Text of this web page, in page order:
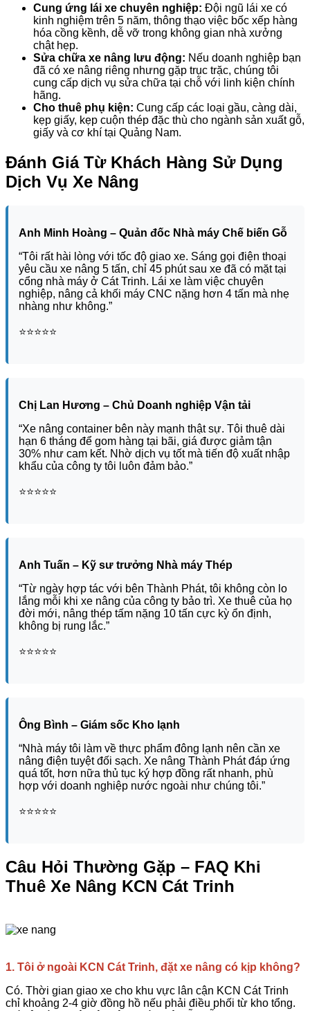
Cung ứng lái xe chuyên nghiệp: Đội ngũ lái xe có
kinh nghiệm trên 5 năm, thông thạo việc bốc xếp hàng
hóa cồng kềnh, dễ vỡ trong không gian nhà xưởng
chật hẹp.
Sửa chữa xe nâng lưu động: Nếu doanh nghiệp bạn
đã có xe nâng riêng nhưng gặp trục trặc, chúng tôi
cung cấp dịch vụ sửa chữa tại chỗ với linh kiện chính
hãng.
Cho thuê phụ kiện: Cung cấp các loại gầu, càng dài,
kẹp giấy, kẹp cuộn thép đặc thù cho ngành sản xuất gỗ,
giấy và cơ khí tại Quảng Nam.
Đánh Giá Từ Khách Hàng Sử Dụng
Dịch Vụ Xe Nâng
Anh Minh Hoàng – Quản đốc Nhà máy Chế biến Gỗ
“Tôi rất hài lòng với tốc độ giao xe. Sáng gọi điện thoại
yêu cầu xe nâng 5 tấn, chỉ 45 phút sau xe đã có mặt tại
cổng nhà máy ở Cát Trinh. Lái xe làm việc chuyên
nghiệp, nâng cả khối máy CNC nặng hơn 4 tấn mà nhẹ
nhàng như không.”
⭐️⭐️⭐️⭐️⭐️
Chị Lan Hương – Chủ Doanh nghiệp Vận tải
“Xe nâng container bên này mạnh thật sự. Tôi thuê dài
hạn 6 tháng để gom hàng tại bãi, giá được giảm tận
30% như cam kết. Nhờ dịch vụ tốt mà tiến độ xuất nhập
khẩu của công ty tôi luôn đảm bảo.”
⭐️⭐️⭐️⭐️⭐️
Anh Tuấn – Kỹ sư trưởng Nhà máy Thép
“Từ ngày hợp tác với bên Thành Phát, tôi không còn lo
lắng mỗi khi xe nâng của công ty bảo trì. Xe thuê của họ
đời mới, nâng thép tấm nặng 10 tấn cực kỳ ổn định,
không bị rung lắc.”
⭐️⭐️⭐️⭐️⭐️
Ông Bình – Giám sốc Kho lạnh
“Nhà máy tôi làm về thực phẩm đông lạnh nên cần xe
nâng điện tuyệt đối sạch. Xe nâng Thành Phát đáp ứng
quá tốt, hơn nữa thủ tục ký hợp đồng rất nhanh, phù
hợp với doanh nghiệp nước ngoài như chúng tôi.”
⭐️⭐️⭐️⭐️⭐️
Câu Hỏi Thường Gặp – FAQ Khi
Thuê Xe Nâng KCN Cát Trinh
1. Tôi ở ngoài KCN Cát Trinh, đặt xe nâng có kịp không?
Có. Thời gian giao xe cho khu vực lân cận KCN Cát Trinh
chỉ khoảng 2-4 giờ đồng hồ nếu phải điều phối từ kho tổng.